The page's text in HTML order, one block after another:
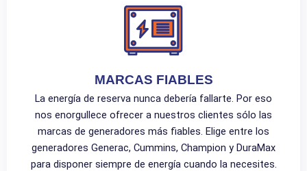
MARCAS FIABLES
La energía de reserva nunca debería fallarte. Por eso
nos enorgullece ofrecer a nuestros clientes sólo las
marcas de generadores más fiables. Elige entre los
generadores Generac, Cummins, Champion y DuraMax
para disponer siempre de energía cuando la necesites.